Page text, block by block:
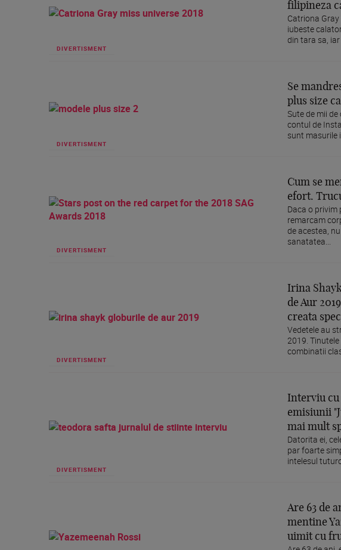
DIVERTISMENT
filipineza
Catriona
iubeste
din tara sa, iar
DIVERTISMENT
Se
plus size
Sute de mii
contul de
sunt masurile
DIVERTISMENT
Cum se
efort.
Daca o privim
remarcam
de acestea,
sanatatea...
DIVERTISMENT
Irina
de Aur
creata
Vedetele au
2019.
combinatii
DIVERTISMENT
Interviu cu
emisiunii
mai mult
Datorita ei,
par foarte
intelesul
Are 63 de
mentine
uimit cu